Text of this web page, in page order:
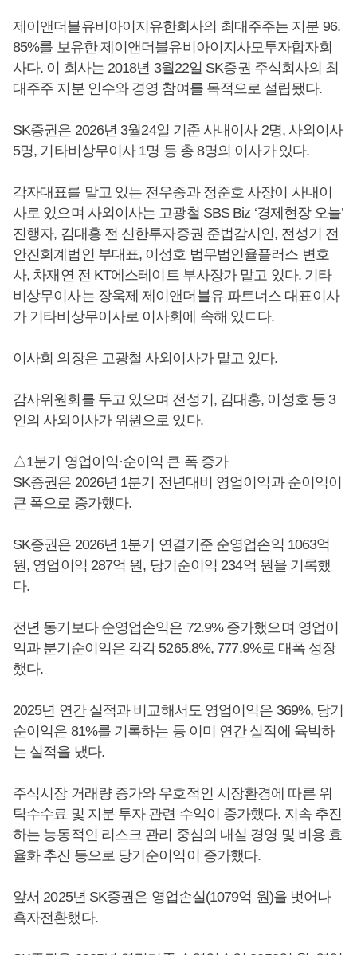
제이앤더블유비아이지유한회사의 최대주주는 지분 96.
85%를 보유한 제이앤더블유비아이지사모투자합자회
사다. 이 회사는 2018년 3월22일 SK증권 주식회사의 최
대주주 지분 인수와 경영 참여를 목적으로 설립됐다.
SK증권은 2026년 3월24일 기준 사내이사 2명, 사외이사
5명, 기타비상무이사 1명 등 총 8명의 이사가 있다.
각자대표를 맡고 있는 전우종과 정준호 사장이 사내이
사로 있으며 사외이사는 고광철 SBS Biz ‘경제현장 오늘’
진행자, 김대홍 전 신한투자증권 준법감시인, 전성기 전
안진회계법인 부대표, 이성호 법무법인율플러스 변호
사, 차재연 전 KT에스테이트 부사장가 맡고 있다. 기타
비상무이사는 장욱제 제이앤더블유 파트너스 대표이사
가 기타비상무이사로 이사회에 속해 있ㄷ다.
이사회 의장은 고광철 사외이사가 맡고 있다.
감사위원회를 두고 있으며 전성기, 김대홍, 이성호 등 3
인의 사외이사가 위원으로 있다.
△1분기 영업이익·순이익 큰 폭 증가
SK증권은 2026년 1분기 전년대비 영업이익과 순이익이
큰 폭으로 증가했다.
SK증권은 2026년 1분기 연결기준 순영업손익 1063억
원, 영업이익 287억 원, 당기순이익 234억 원을 기록했
다.
전년 동기보다 순영업손익은 72.9% 증가했으며 영업이
익과 분기순이익은 각각 5265.8%, 777.9%로 대폭 성장
했다.
2025년 연간 실적과 비교해서도 영업이익은 369%, 당기
순이익은 81%를 기록하는 등 이미 연간 실적에 육박하
는 실적을 냈다.
주식시장 거래량 증가와 우호적인 시장환경에 따른 위
탁수수료 및 지분 투자 관련 수익이 증가했다. 지속 추진
하는 능동적인 리스크 관리 중심의 내실 경영 및 비용 효
율화 추진 등으로 당기순이익이 증가했다.
앞서 2025년 SK증권은 영업손실(1079억 원)을 벗어나
흑자전환했다.